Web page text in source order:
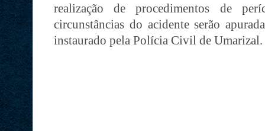
realização de procedimentos de
circunstâncias do acidente serão
instaurado pela Polícia Civil de